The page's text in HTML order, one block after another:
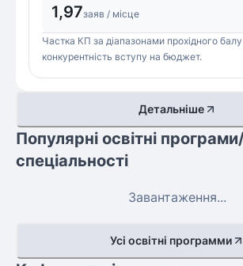
1,97заяв / місце
Частка КП за діапазонами прохідного балу
конкурентність вступу на бюджет.
Детальніше
Популярні освітні
спеціальності
Завантаження...
Усі освітні программи